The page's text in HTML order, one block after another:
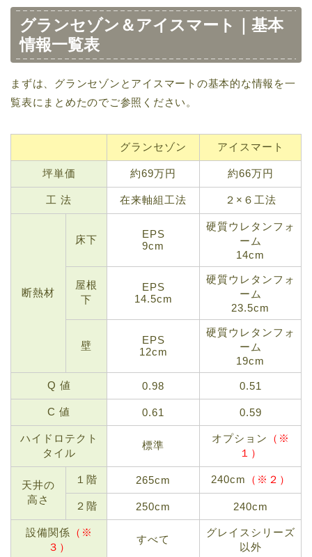
グランセゾン＆アイスマート｜基本
情報一覧表
まずは、グランセゾンとアイスマートの基本的な情報を一
覧表にまとめたのでご参照ください。
グランセゾン アイスマート
坪単価 約69万円 約66万円
工 法 在来軸組工法 ２×６工法
断熱材
床下
EPS
9cm
硬質ウレタンフォ
ーム
14cm
屋根
下
EPS
14.5cm
硬質ウレタンフォ
ーム
23.5cm
壁
EPS
12cm
硬質ウレタンフォ
ーム
19cm
Q 値 0.98 0.51
C 値 0.61 0.59
ハイドロテクト
タイル
標準
オプション （※
１）
天井の
高さ
１階 265cm 240cm （※２）
２階 250cm 240cm
設備関係 （※
３）
すべて
グレイスシリーズ
以外